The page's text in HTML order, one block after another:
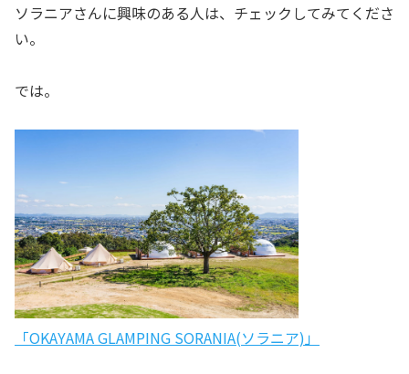
ソラニアさんに興味のある人は、チェックしてみてくださ
い。
では。
「OKAYAMA GLAMPING SORANIA(ソラニア)」